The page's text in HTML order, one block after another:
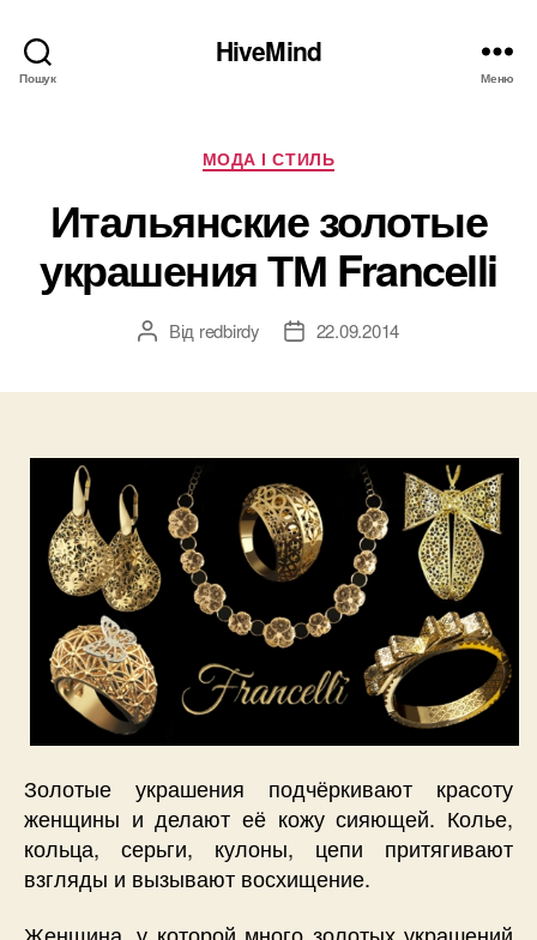
Пошук
HiveMind
Меню
Категорії
МОДА І СТИЛЬ
Итальянские золотые
украшения ТМ Francelli
Автор
Від redbirdy
Дата22.09.2014
Золотые украшения подчёркивают красоту
женщины и делают её кожу сияющей. Колье,
кольца, серьги, кулоны, цепи притягивают
взгляды и вызывают восхищение.